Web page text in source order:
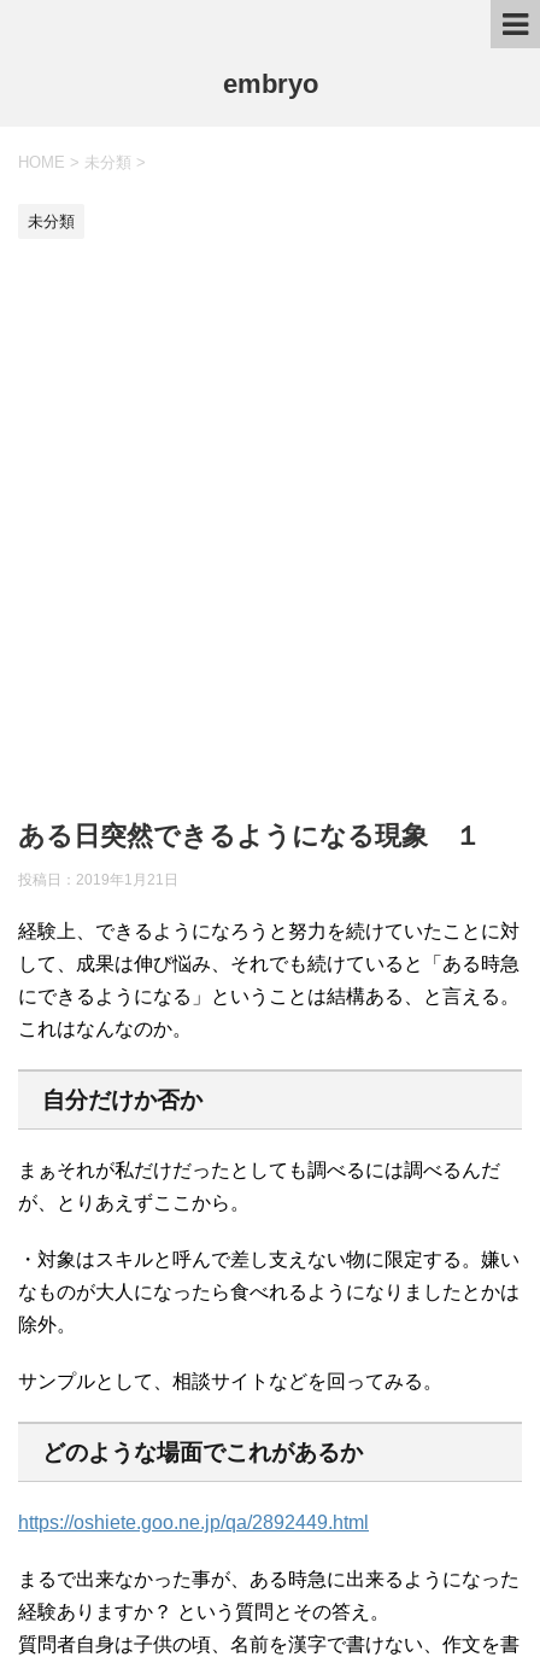
embryo
HOME > 未分類 >
未分類
ある日突然できるようになる現象 １
投稿日： 2019年1月21日
経験上、できるようになろうと努力を続けていたことに対
して、成果は伸び悩み、それでも続けていると「ある時急
にできるようになる」ということは結構ある、と言える。
これはなんなのか。
自分だけか否か
まぁそれが私だけだったとしても調べるには調べるんだ
が、とりあえずここから。
・対象はスキルと呼んで差し支えない物に限定する。嫌い
なものが大人になったら食べれるようになりましたとかは
除外。
サンプルとして、相談サイトなどを回ってみる。
どのような場面でこれがあるか
https://oshiete.goo.ne.jp/qa/2892449.html
まるで出来なかった事が、ある時急に出来るようになった
経験ありますか？ という質問とその答え。
質問者自身は子供の頃、名前を漢字で書けない、作文を書